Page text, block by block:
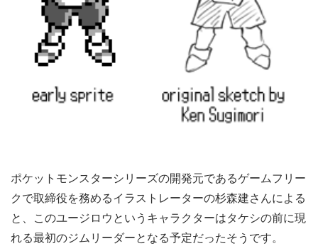
ポケットモンスターシリーズの開発元であるゲームフリー
クで取締役を務めるイラストレーターの杉森建さんによる
と、このユージロウというキャラクターはタケシの前に現
れる最初のジムリーダーとなる予定だったそうです。